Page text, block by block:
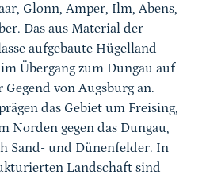
Glonn, Amper, Ilm, Abens,
Das aus Material der
aufgebaute Hügelland
Übergang zum Dungau auf
von Augsburg an.
das Gebiet um Freising,
Norden gegen das Dungau,
Sand- und Dünenfelder. In
Landschaft sind